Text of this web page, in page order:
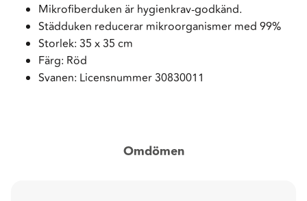
Mikrofiberduken är hygienkrav-godkänd.
Städduken reducerar mikroorganismer med 99%
Storlek: 35 x 35 cm
Färg: Röd
Svanen: Licensnummer 30830011
Omdömen